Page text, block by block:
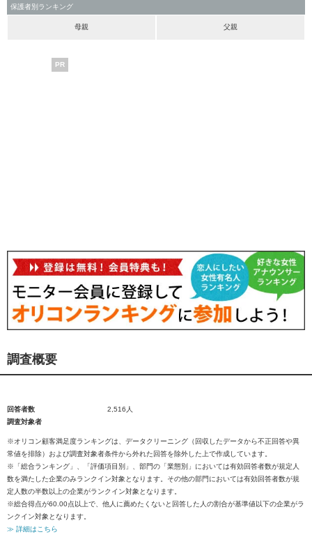
保護者別ランキング
母親 父親
PR
調査概要
回答者数
2,516人
調査対象者
※オリコン顧客満足度ランキングは、データクリーニング（回収したデータから不正回答や異
常値を排除）および調査対象者条件から外れた回答を除外した上で作成しています。
※「総合ランキング」、「評価項目別」、部門の「業態別」においては有効回答者数が規定人
数を満たした企業のみランクイン対象となります。その他の部門においては有効回答者数が規
定人数の半数以上の企業がランクイン対象となります。
※総合得点が60.00点以上で、他人に薦めたくないと回答した人の割合が基準値以下の企業がラ
ンクイン対象となります。
≫ 詳細はこちら